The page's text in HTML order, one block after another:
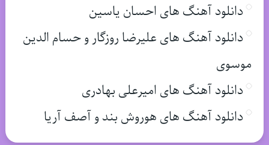
دانلود آهنگ های احسان یاسین
دانلود آهنگ های علیرضا روزگار و حسام الدین
موسوی
دانلود آهنگ های امیرعلی بهادری
دانلود آهنگ های هوروش بند و آصف آریا